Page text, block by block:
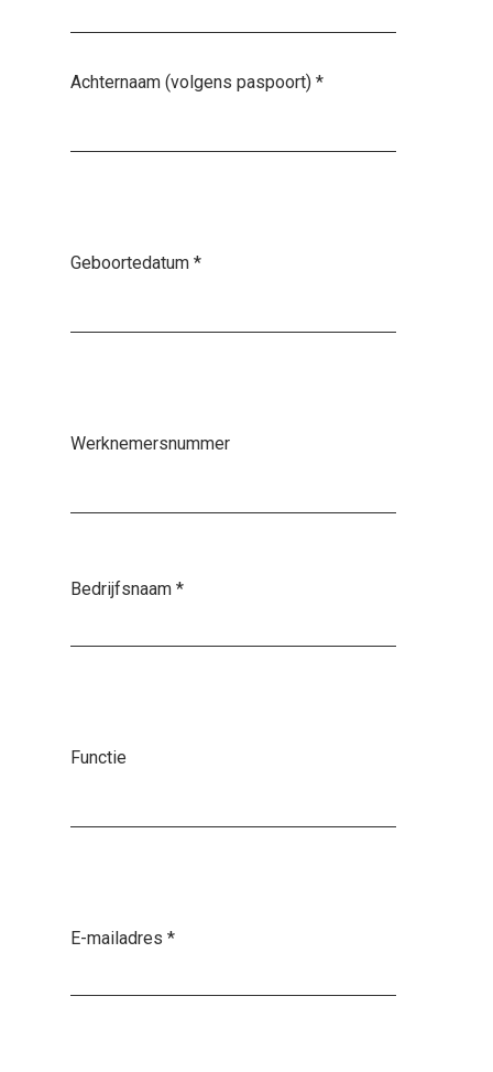
Achternaam (volgens paspoort) *
Geboortedatum *
Werknemersnummer
Bedrijfsnaam *
Functie
E-mailadres *